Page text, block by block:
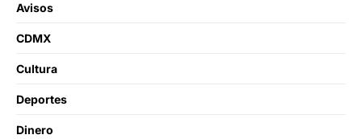
Avisos
CDMX
Cultura
Deportes
Dinero